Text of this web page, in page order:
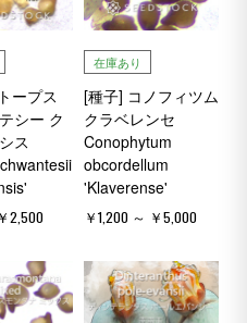
ープス
シー ク
ス
2,500
在庫あり
[種子] コノフィツム
クラベレンセ
Conophytum
obcordellum
'Klaverense'
￥1,200 ～ ￥5,000